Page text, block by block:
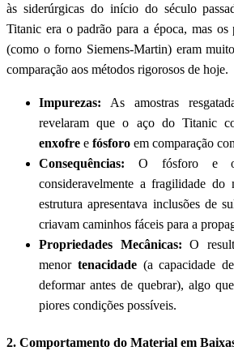
às siderúrgicas do início do século
Titanic era o padrão para a época, mas os
(como o forno Siemens-Martin) eram
comparação aos métodos rigorosos de hoje.
Impurezas: As amostras
revelaram que o aço do Titanic
enxofre e fósforo em comparação
Consequências: O fósforo e o
consideravelmente a fragilidade do
estrutura apresentava inclusões de
criavam caminhos fáceis para a
Propriedades Mecânicas: O
menor tenacidade(a capacidade
deformar antes de quebrar), algo
piores condições possíveis.
2. Comportamento do Material em